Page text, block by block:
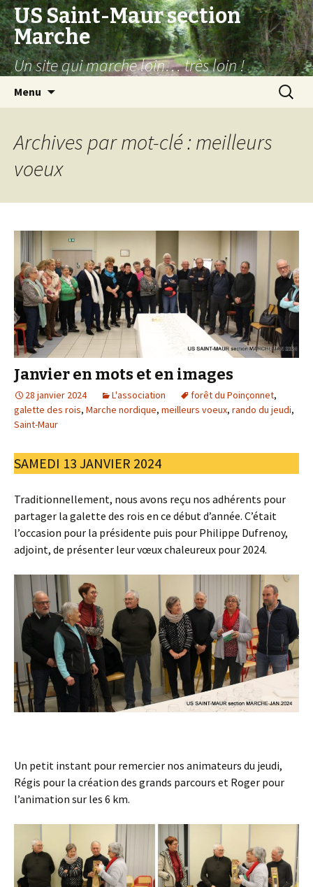
US Saint-Maur section
Marche
Un site qui marche loin… très loin !
Menu
Archives par mot-clé : meilleurs
voeux
Janvier en mots et en images
28 janvier 2024 L'association forêt du Poinçonnet,
galette des rois, Marche nordique, meilleurs voeux, rando du jeudi,
Saint-Maur
SAMEDI 13 JANVIER 2024
Traditionnellement, nous avons reçu nos adhérents pour
partager la galette des rois en ce début d’année. C’était
l’occasion pour la présidente puis pour Philippe Dufrenoy,
adjoint, de présenter leur vœux chaleureux pour 2024.
Un petit instant pour remercier nos animateurs du jeudi,
Régis pour la création des grands parcours et Roger pour
l’animation sur les 6 km.